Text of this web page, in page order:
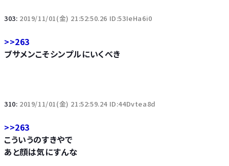
303: 2019/11/01(金) 21:52:50.26 ID:53IeHa6i0
>>263
ブサメンこそシンプルにいくべき
310: 2019/11/01(金) 21:52:59.24 ID:44Dvtea8d
>>263
こういうのすきやで
あと顔は気にすんな